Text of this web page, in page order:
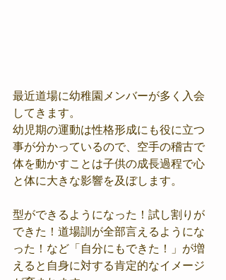
最近道場に幼稚園メンバーが多く入会
してきます。
幼児期の運動は性格形成にも役に立つ
事が分かっているので、空手の稽古で
体を動かすことは子供の成長過程で心
と体に大きな影響を及ぼします。
型ができるようになった！試し割りが
できた！道場訓が全部言えるようにな
った！など「自分にもできた！」が増
えると自身に対する肯定的なイメージ